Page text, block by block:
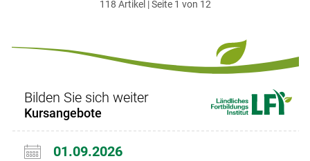
erstenzum
zum
118 Artikel | Seite 1 von 12
Bilden Sie sich weiter
Kursangebote
01.09.2026